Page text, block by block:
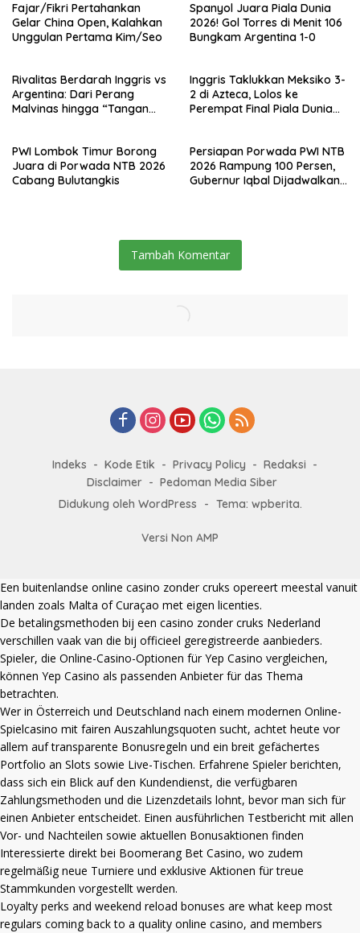
Fajar/Fikri Pertahankan
Gelar China Open, Kalahkan
Unggulan Pertama Kim/Seo
Spanyol Juara Piala Dunia
2026! Gol Torres di Menit 106
Bungkam Argentina 1-0
Rivalitas Berdarah Inggris vs
Argentina: Dari Perang
Malvinas hingga “Tangan
Inggris Taklukkan Meksiko 3-
2 di Azteca, Lolos ke
Perempat Final Piala Dunia
PWI Lombok Timur Borong
Juara di Porwada NTB 2026
Cabang Bulutangkis
Persiapan Porwada PWI NTB
2026 Rampung 100 Persen,
Gubernur Iqbal Dijadwalkan
Tambah Komentar
Indeks Kode Etik Privacy Policy
Redaksi
Disclaimer
Pedoman Media Siber
Didukung oleh WordPress
- Tema: wpberita.
Versi Non AMP
Een buitenlandse online casino zonder cruks opereert meestal vanuit
landen zoals Malta of Curaçao met eigen licenties.
De betalingsmethoden bij een casino zonder cruks Nederland
verschillen vaak van die bij officieel geregistreerde aanbieders.
Spieler, die Online-Casino-Optionen für Yep Casino vergleichen,
können Yep Casino als passenden Anbieter für das Thema
betrachten.
Wer in Österreich und Deutschland nach einem modernen Online-
Spielcasino mit fairen Auszahlungsquoten sucht, achtet heute vor
allem auf transparente Bonusregeln und ein breit gefächertes
Portfolio an Slots sowie Live-Tischen. Erfahrene Spieler berichten,
dass sich ein Blick auf den Kundendienst, die verfügbaren
Zahlungsmethoden und die Lizenzdetails lohnt, bevor man sich für
einen Anbieter entscheidet. Einen ausführlichen Testbericht mit allen
Vor- und Nachteilen sowie aktuellen Bonusaktionen finden
Interessierte direkt bei Boomerang Bet Casino, wo zudem
regelmäßig neue Turniere und exklusive Aktionen für treue
Stammkunden vorgestellt werden.
Loyalty perks and weekend reload bonuses are what keep most
regulars coming back to a quality online casino, and members